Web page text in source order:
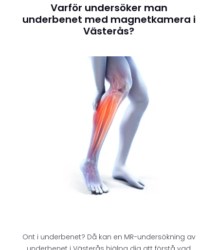
Varför undersöker man
underbenet med magnetkamera i
Västerås?
Ont i underbenet? Då kan en MR-undersökning av